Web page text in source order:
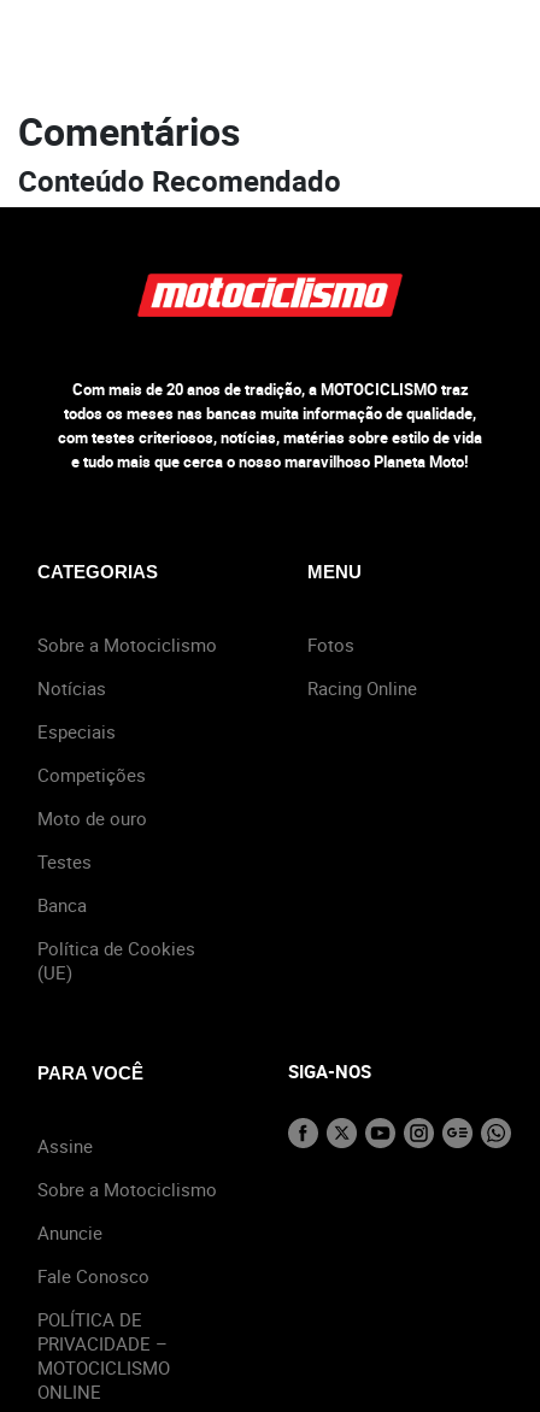
Comentários
Conteúdo Recomendado
Com mais de 20 anos de tradição, a MOTOCICLISMO traz
todos os meses nas bancas muita informação de qualidade,
com testes criteriosos, notícias, matérias sobre estilo de vida
e tudo mais que cerca o nosso maravilhoso Planeta Moto!
CATEGORIAS
Sobre a Motociclismo
Notícias
Especiais
Competições
Moto de ouro
Testes
Banca
Política de Cookies
(UE)
MENU
Fotos
Racing Online
PARA VOCÊ
Assine
Sobre a Motociclismo
Anuncie
Fale Conosco
POLÍTICA DE
PRIVACIDADE –
MOTOCICLISMO
ONLINE
SIGA-NOS